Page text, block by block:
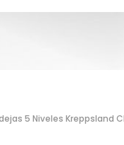
5 Niveles Kreppsland